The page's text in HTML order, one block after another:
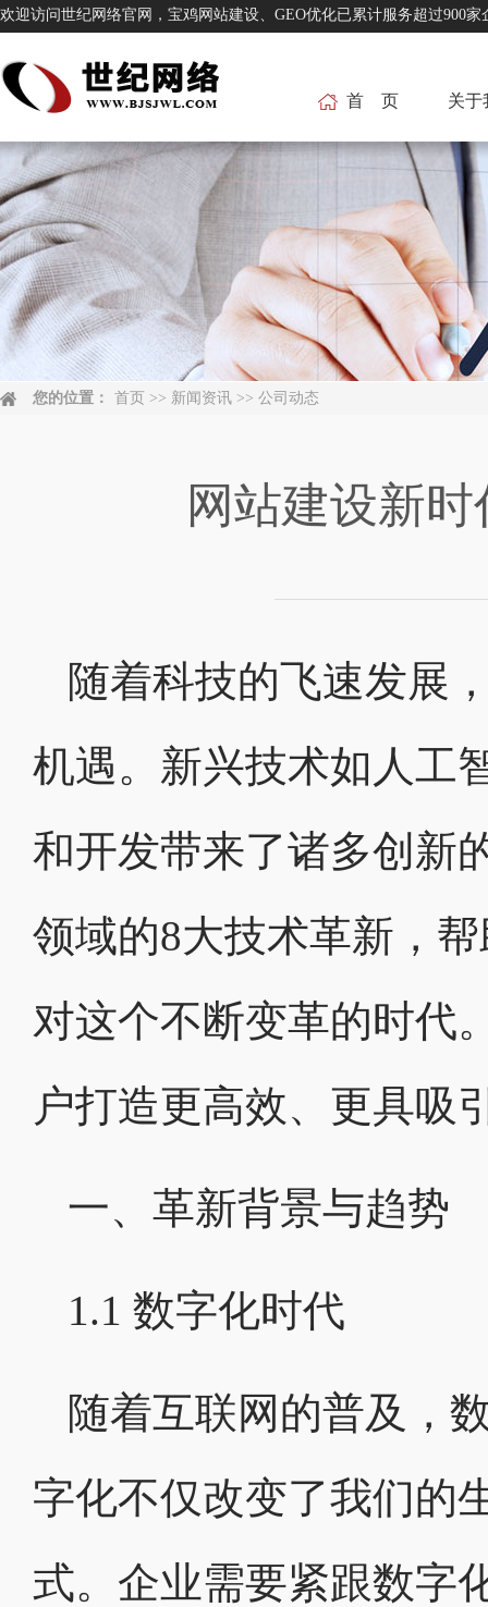
欢迎访问世纪网络官网，宝鸡网站建设、GEO优化已累计服务超
首 页 关于
您的位置： 首页 >> 新闻资讯 >> 公司动态
网站建设新
随着科技的飞速发展
机遇。新兴技术如人工
和开发带来了诸多创新
领域的8大技术革新，
对这个不断变革的时代
户打造更高效、更具吸
一、革新背景与趋势
1.1 数字化时代
随着互联网的普及，
字化不仅改变了我们的
式。企业需要紧跟数字